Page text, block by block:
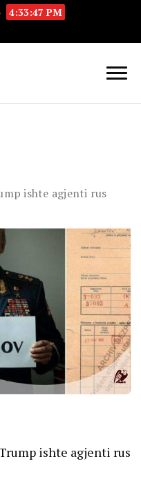
4:33:49 PM
ishte agjenti rus
ishte agjenti rus